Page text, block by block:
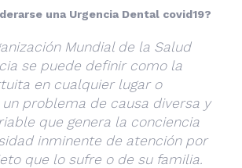
una Urgencia Dental covid19?
Mundial de la Salud
se puede definir como la
en cualquier lugar o
problema de causa diversa y
que genera la conciencia
inminente de atención por
que lo sufre o de su familia.